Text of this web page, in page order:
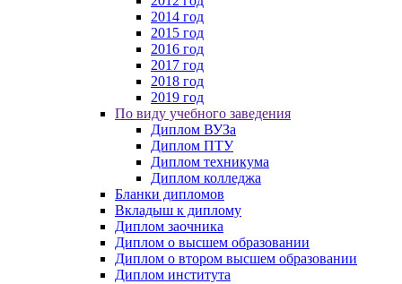
2014 год
2015 год
2016 год
2017 год
2018 год
2019 год
По виду учебного заведения
Диплом ВУЗа
Диплом ПТУ
Диплом техникума
Диплом колледжа
Бланки дипломов
Вкладыш к диплому
Диплом заочника
Диплом о высшем образовании
Диплом о втором высшем образовании
Диплом института